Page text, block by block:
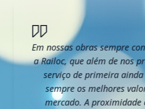
Em nossas obras sempre
a Railoc, que além de nos
serviço de primeira
sempre os melhores
mercado. A proximidade